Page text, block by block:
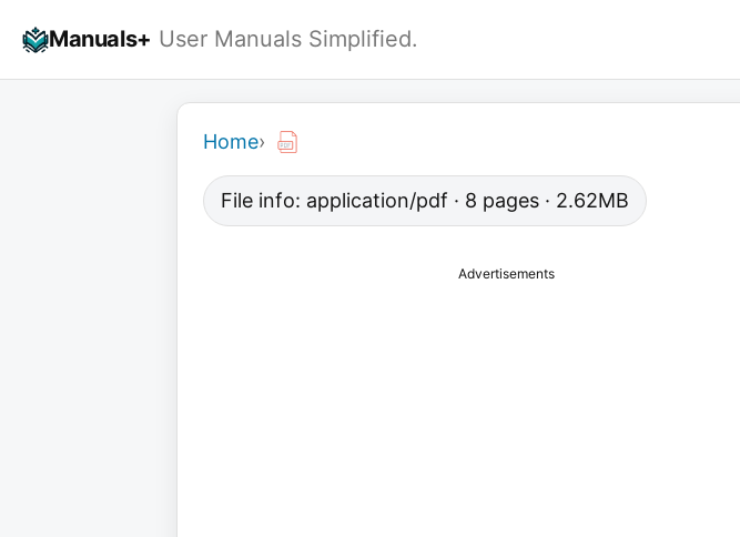
Manuals+ User Manuals Simplified.
Home›
File info: application/pdf · 8 pages · 2.62MB
Advertisements